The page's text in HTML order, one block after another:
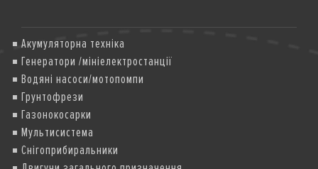
Акумуляторна техніка
Генератори /мініелектростанції
Водяні насоси/мотопомпи
Грунтофрези
Газонокосарки
Мультисистема
Снігоприбиральники